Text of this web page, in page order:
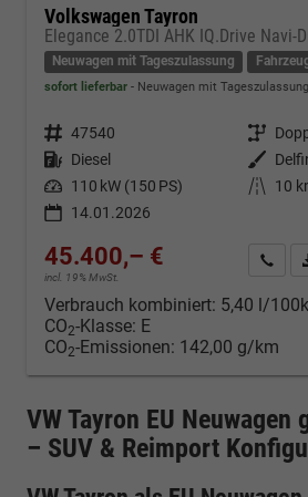
Volkswagen Tayron
Elegance 2.0TDI AHK IQ.Drive Navi-
Neuwagen mit Tageszulassung
sofort lieferbar Neuwagen mit Tageszulassung
Fahrzeugnr. 47540 Getriebe
Kraftstoff Diesel Außenfarbe
Leistung 110 kW (150 PS) Kilometerstand
10
14.01.2026
45.400,– €
incl. 19% MwSt.
Verbrauch kombiniert: 5,40 l/
CO2-Klasse: E
CO2-Emissionen: 142,00 g/km
VW Tayron EU Neuwagen
– SUV & Reimport